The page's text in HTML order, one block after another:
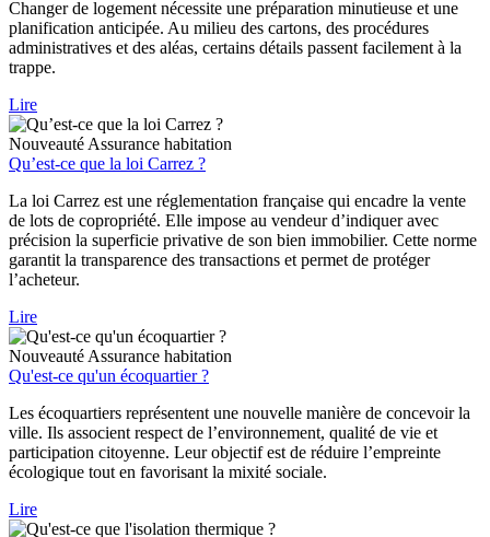
Changer de logement nécessite une préparation minutieuse et une
planification anticipée. Au milieu des cartons, des procédures
administratives et des aléas, certains détails passent facilement à la
trappe.
Lire
Nouveauté Assurance habitation
Qu’est-ce que la loi Carrez ?
La loi Carrez est une réglementation française qui encadre la vente
de lots de copropriété. Elle impose au vendeur d’indiquer avec
précision la superficie privative de son bien immobilier. Cette norme
garantit la transparence des transactions et permet de protéger
l’acheteur.
Lire
Nouveauté Assurance habitation
Qu'est-ce qu'un écoquartier ?
Les écoquartiers représentent une nouvelle manière de concevoir la
ville. Ils associent respect de l’environnement, qualité de vie et
participation citoyenne. Leur objectif est de réduire l’empreinte
écologique tout en favorisant la mixité sociale.
Lire